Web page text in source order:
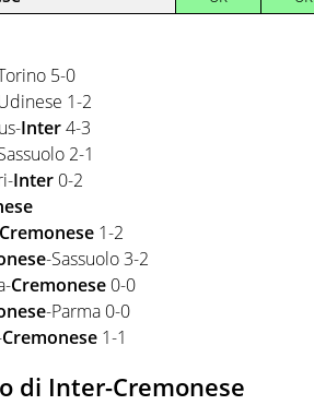
5-0
1-2
Inter4-3
2-1
Inter 0-2
Cremonese 1-2
-Sassuolo 3-2
Cremonese 0-0
-Parma 0-0
Cremonese 1-1
di Inter-Cremonese